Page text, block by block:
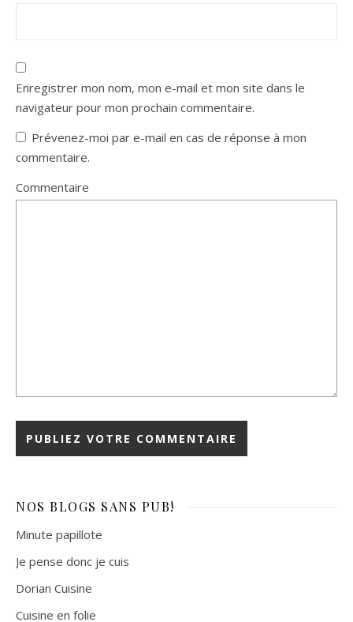
Enregistrer mon nom, mon e-mail et mon site dans le
navigateur pour mon prochain commentaire.
Prévenez-moi par e-mail en cas de réponse à mon
commentaire.
Commentaire
NOS BLOGS SANS PUB!
Minute papillote
Je pense donc je cuis
Dorian Cuisine
Cuisine en folie